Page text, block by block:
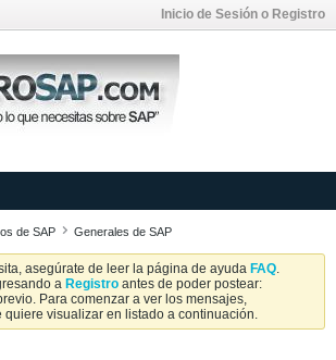
Inicio de Sesión o Registro
de SAP Generales de SAP
asegúrate de leer la página de ayuda FAQ.
a Registro antes de poder postear:
Para comenzar a ver los mensajes,
quiere visualizar en listado a continuación.